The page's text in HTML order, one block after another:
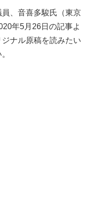
、音喜多駿氏（東京
年5月26日の記事よ
ナル原稿を読みたい